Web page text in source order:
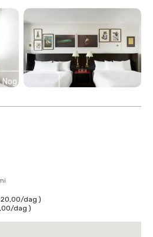
Nog 3
20,00/dag )
/dag )